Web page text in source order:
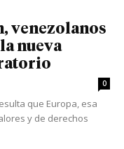
venezolanos
nueva
0
que Europa, esa
y de derechos